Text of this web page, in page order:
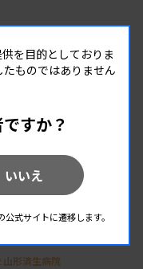
技師
形済生病院
を目的としておりま
ものではありません
すか？
いいえ
式サイトに遷移します。